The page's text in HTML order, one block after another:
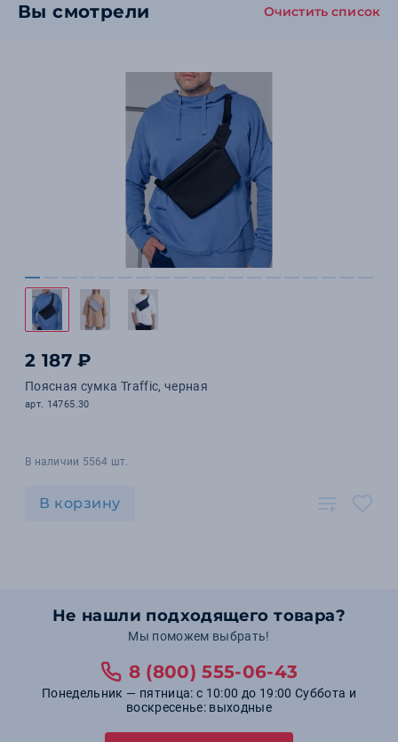
Вы смотрели Очистить список
2 187 ₽
Поясная сумка Traffic, черная
арт. 14765.30
В наличии 5564 шт.
В корзину
Не нашли подходящего товара?
Мы поможем выбрать!
8 (800) 555-06-43
Понедельник — пятница: с 10:00 до 19:00 Суббота и
воскресенье: выходные